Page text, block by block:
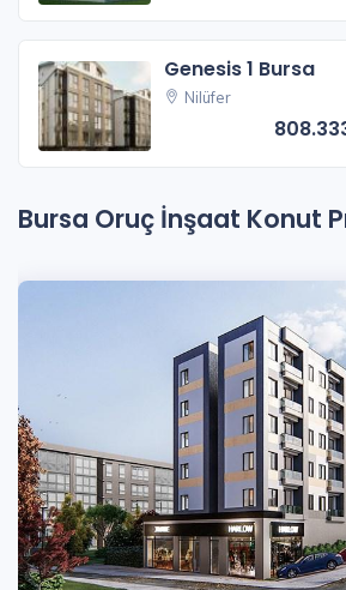
Genesis 1 Bursa
Nilüfer
Bursa Oruç İnşaat Konut